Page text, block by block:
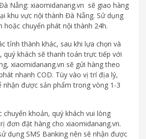
Nẵng: xiaomidanang.vn sẽ giao hàng
khu vực nội thành Đà Nẵng. Sử dụng
hoặc chuyển phát nội thành 24h.
tỉnh thành khác, sau khi lựa chọn và
quý khách sẽ thanh toán trực tiếp với
xiaomidanang.vn sẽ gửi hàng theo
nhanh COD. Tùy vào vị trí địa lý,
nhận được sản phẩm trong vòng 1-3
chuyển khoản, quý khách vui lòng
đơn đặt hàng cho xiaomidanang.vn.
dụng SMS Banking nên sẽ nhận được